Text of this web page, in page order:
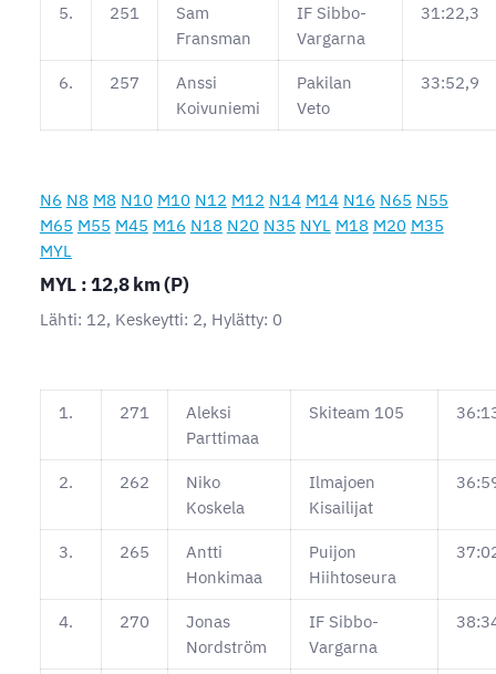
5. 251
Sam
Fransman
IF Sibbo-
Vargarna
31:22,3
6. 257
Anssi
Koivuniemi
Pakilan
Veto
33:52,9
N6 N8 M8 N10 M10 N12 M12 N14 M14 N16 N65 N55
M65 M55 M45 M16 N18 N20 N35 NYL M18 M20 M35
MYL
MYL : 12,8 km (P)
Lähti: 12, Keskeytti: 2, Hylätty: 0
1. 271
Aleksi
Parttimaa
Skiteam 105
2. 262
Niko
Koskela
Ilmajoen
Kisailijat
3. 265
Antti
Honkimaa
Puijon
Hiihtoseura
4. 270
Jonas
Nordström
IF Sibbo-
Vargarna